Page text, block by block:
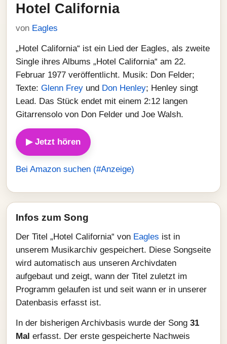
Hotel California
von Eagles
„Hotel California“ ist ein Lied der Eagles, als zweite
Single ihres Albums „Hotel California“ am 22.
Februar 1977 veröffentlicht. Musik: Don Felder;
Texte: Glenn Frey und Don Henley; Henley singt
Lead. Das Stück endet mit einem 2:12 langen
Gitarrensolo von Don Felder und Joe Walsh.
▶ Jetzt hören
Bei Amazon suchen (#Anzeige)
Infos zum Song
Der Titel „Hotel California“ von Eagles ist in
unserem Musikarchiv gespeichert. Diese Songseite
wird automatisch aus unseren Archivdaten
aufgebaut und zeigt, wann der Titel zuletzt im
Programm gelaufen ist und seit wann er in unserer
Datenbasis erfasst ist.
In der bisherigen Archivbasis wurde der Song 31
Mal erfasst. Der erste gespeicherte Nachweis